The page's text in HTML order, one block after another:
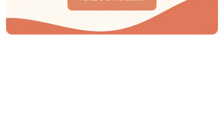
Parlez à un conseiller